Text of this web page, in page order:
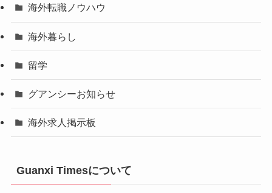
海外転職ノウハウ
海外暮らし
留学
グアンシーお知らせ
海外求人掲示板
Guanxi Timesについて